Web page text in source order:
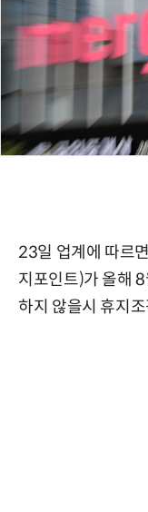
23일 업계에 따르
지포인트)가 올해
하지 않을시 휴지